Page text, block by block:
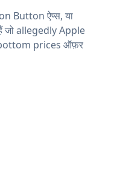
Button ऐप्स, या
जो allegedly Apple
prices ऑफ़र